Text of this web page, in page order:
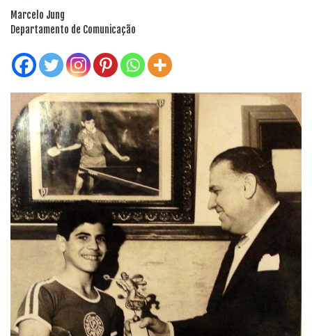
Marcelo Jung
Departamento de Comunicação